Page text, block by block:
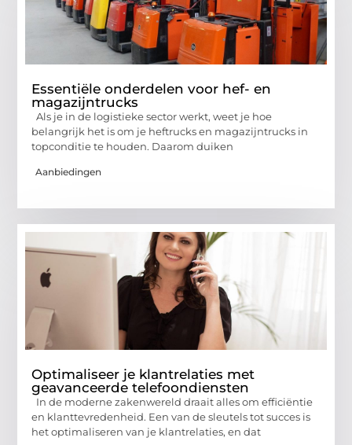
Essentiële onderdelen voor hef- en
magazijntrucks
Als je in de logistieke sector werkt, weet je hoe
belangrijk het is om je heftrucks en magazijntrucks in
topconditie te houden. Daarom duiken
Aanbiedingen
Optimaliseer je klantrelaties met
geavanceerde telefoondiensten
In de moderne zakenwereld draait alles om efficiëntie
en klanttevredenheid. Een van de sleutels tot succes is
het optimaliseren van je klantrelaties, en dat